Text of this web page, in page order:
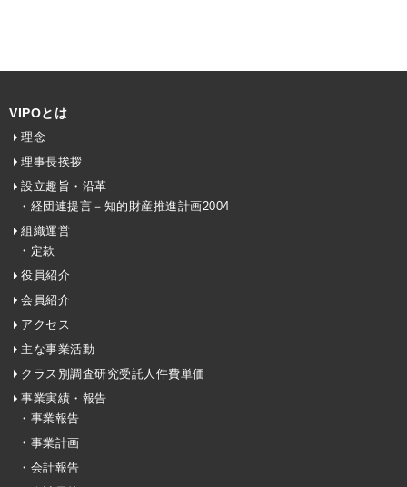
VIPOとは
理念
理事長挨拶
設立趣旨・沿革
・経団連提言－知的財産推進計画2004
組織運営
・定款
役員紹介
会員紹介
アクセス
主な事業活動
クラス別調査研究受託人件費単価
事業実績・報告
・事業報告
・事業計画
・会計報告